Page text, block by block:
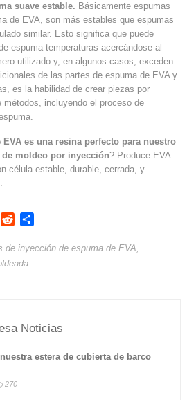
suave estable. Básicamente espumas
de EVA, son más estables que espumas
similar. Esto significa que puede
espuma temperaturas acercándose al
utilizado y, en algunos casos, exceden.
de las partes de espuma de EVA y
es la habilidad de crear piezas por
métodos, incluyendo el proceso de
es una resina perfecto para nuestro
moldeo por inyección? Produce EVA
célula estable, durable, cerrada, y
LinkedInReddit
de inyección de espuma de EVA,
Noticias
estera de cubierta de barco
270